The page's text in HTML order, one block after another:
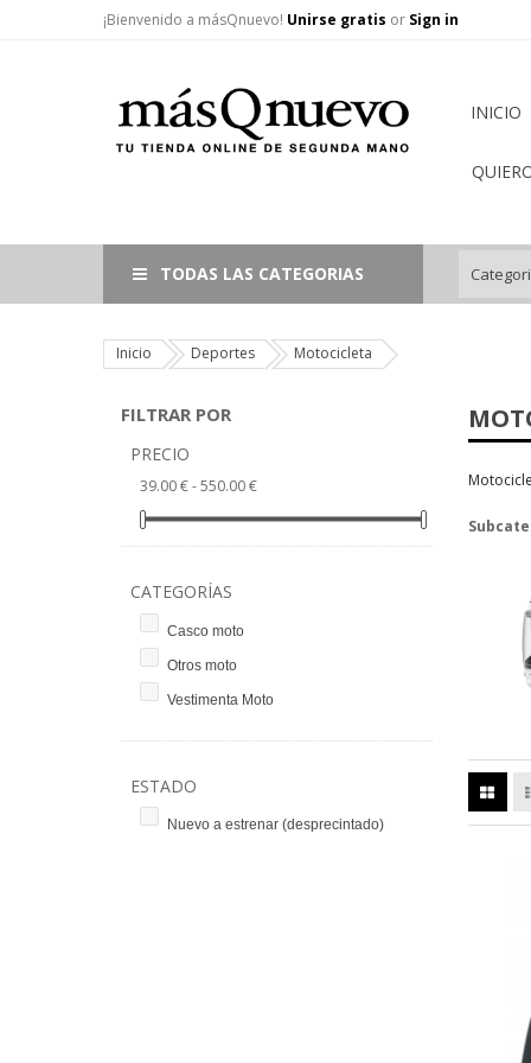
¡Bienvenido a másQnuevo! Unirse gratis or Sign in
INICIO
TODAS LAS CATEGORIAS
Inicio Deportes Motocicleta
FILTRAR POR
PRECIO
39.00 € - 550.00 €
CATEGORÍAS
Casco moto
Otros moto
Vestimenta Moto
ESTADO
Nuevo a estrenar (desprecintado)